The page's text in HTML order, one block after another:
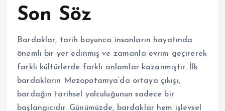
Son Söz
Bardaklar, tarih boyunca insanların hayatında
önemli bir yer edinmiş ve zamanla evrim geçirerek
farklı kültürlerde farklı anlamlar kazanmıştır. İlk
bardakların Mezopotamya’da ortaya çıkışı,
bardağın tarihsel yolculuğunun sadece bir
başlangıcıdır. Günümüzde, bardaklar hem işlevsel